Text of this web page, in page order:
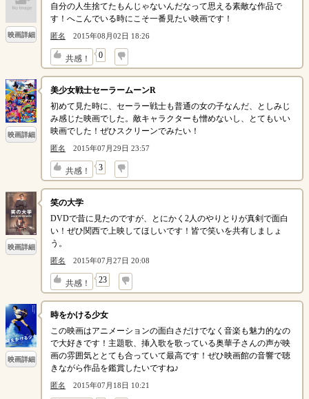
映画詳細
自分の人生捨てたもんじゃないんだなって思える素敵な作品で
す！へこんでいる時にこそ一番見たい映画です！
匿名 2015年08月02日 18:26
共感！ 0
↓
映画詳細
美少女戦士セーラームーンR
初めて見た時に、セーラー戦士も普通の女の子なんだ、としみじ
み感じた映画でした。敵キャラクターも憎めないし、とてもいい
映画でした！ぜひスクリーンでみたい！
匿名 2015年07月29日 23:57
共感！ 3
↓
映画詳細
笑の大学
DVDで昔に見たのですが、とにかく2人のやりとりが真剣で面白
い！ぜひ関西で上映してほしいです！皆で笑いを共有しましょ
う。
匿名 2015年07月27日 20:08
共感！ 23
↓
映画詳細
時をかける少女
この映画はアニメーションの面白さだけでなく音楽も魅力的なの
で大好きです！主題歌、挿入歌を歌っている奥華子さんの声が映
画の雰囲気ととても合っていて最高です！ぜひ映画館の音響で聴
きながら作品を鑑賞したいですね♪
匿名 2015年07月18日 10:21